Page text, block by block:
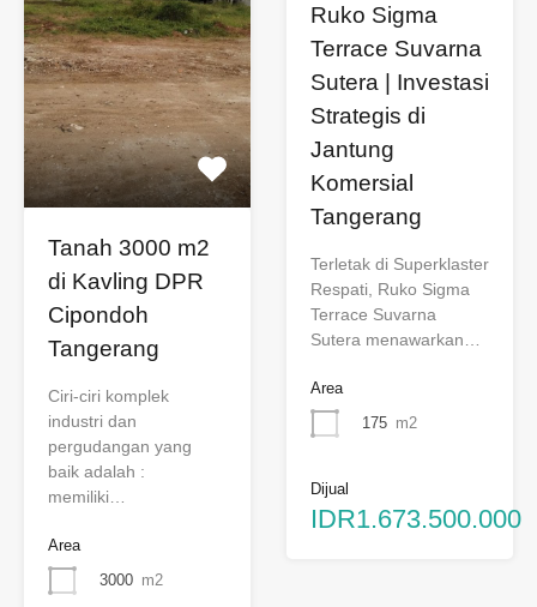
Tanah 3000 m2
di Kavling DPR
Cipondoh
Tangerang
Ciri-ciri komplek
industri dan
pergudangan yang
baik adalah :
memiliki…
Area
3000 m2
Ruko Sigma
Terrace Suvarna
Sutera | Investasi
Strategis di
Jantung
Komersial
Tangerang
Terletak di Superklaster
Respati, Ruko Sigma
Terrace Suvarna
Sutera menawarkan…
Area
175 m2
Dijual
IDR1.673.500.000